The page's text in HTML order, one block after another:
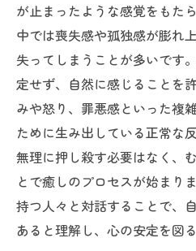
が止まったような感覚をもた
中では喪失感や孤独感が膨れ
失ってしまうことが多いです
定せず、自然に感じることを
みや怒り、罪悪感といった複
ために生み出している正常な
無理に押し殺す必要はなく、
とで癒しのプロセスが始まり
持つ人々と対話することで、
あると理解し、心の安定を図